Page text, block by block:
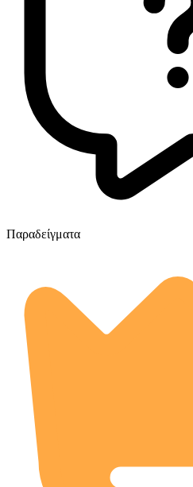
Παραδείγματα